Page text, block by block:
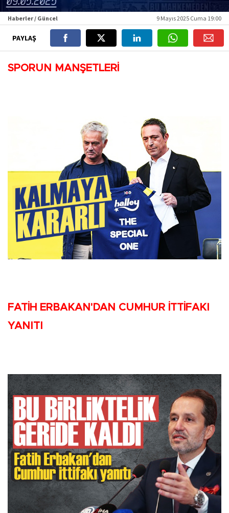
Haberler / Güncel 9 Mayıs 2025 Cuma 19:00
PAYLAŞ
SPORUN MANŞETLERİ
FATİH ERBAKAN'DAN CUMHUR İTTİFAKI
YANITI